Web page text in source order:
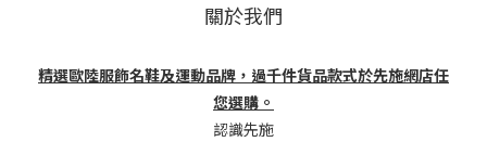
關於我們
精選歐陸服飾名鞋及運動品牌，過千件貨品款式於先施網店任
您選購。
認識先施